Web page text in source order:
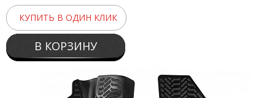
КУПИТЬ В ОДИН КЛИК
В КОРЗИНУ